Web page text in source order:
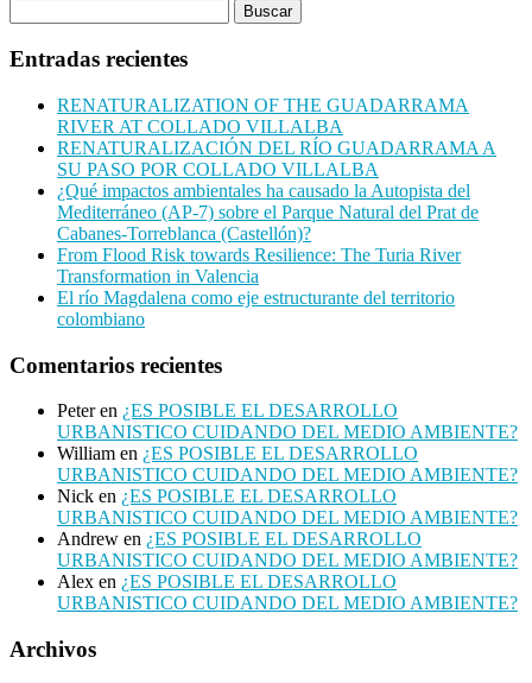
Entradas recientes
RENATURALIZATION OF THE GUADARRAMA
RIVER AT COLLADO VILLALBA
RENATURALIZACIÓN DEL RÍO GUADARRAMA A
SU PASO POR COLLADO VILLALBA
¿Qué impactos ambientales ha causado la Autopista del
Mediterráneo (AP-7) sobre el Parque Natural del Prat de
Cabanes-Torreblanca (Castellón)?
From Flood Risk towards Resilience: The Turia River
Transformation in Valencia
El río Magdalena como eje estructurante del territorio
colombiano
Comentarios recientes
Peteren ¿ES POSIBLE EL DESARROLLO
URBANISTICO CUIDANDO DEL MEDIO AMBIENTE?
William en ¿ES POSIBLE EL DESARROLLO
URBANISTICO CUIDANDO DEL MEDIO AMBIENTE?
Nick en ¿ES POSIBLE EL DESARROLLO
URBANISTICO CUIDANDO DEL MEDIO AMBIENTE?
Andrew en ¿ES POSIBLE EL DESARROLLO
URBANISTICO CUIDANDO DEL MEDIO AMBIENTE?
Alex en ¿ES POSIBLE EL DESARROLLO
URBANISTICO CUIDANDO DEL MEDIO AMBIENTE?
Archivos